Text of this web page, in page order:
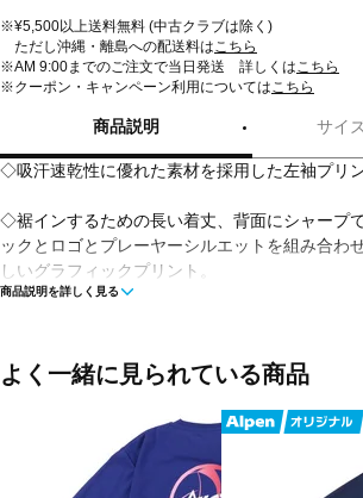
※¥5,500以上送料無料 (中古クラブは除く)
ただし沖縄・離島への配送料はこちら
※AM 9:00までのご注文で当日発送 詳しくはこちら
※クーポン・キャンペーン利用についてはこちら
商品説明 サイ
◇吸汗速乾性に優れた素材を採用した左袖プリ
◇裾インするための長い着丈、背面にシャープ
ックとロゴとプレーヤーシルエットを組み合わ
しいグラフィックプリント。
ブラック(002:パフォーマンスブラック×ハドルイ
■2025年モデル
商品説明を詳しく見る
よく一緒に見られている商品